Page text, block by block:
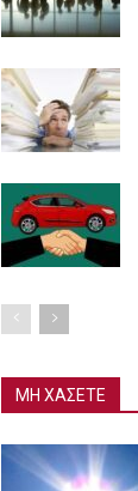
ΜΗ ΧΑΣΕΤΕ